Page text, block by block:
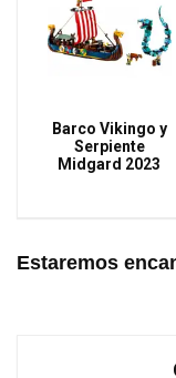
Barco Vikingo y
Serpiente
Midgard 2023
Estaremos